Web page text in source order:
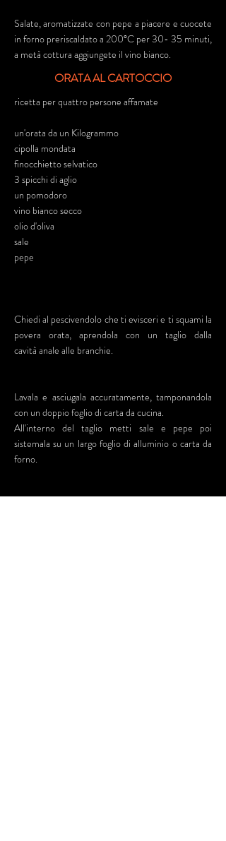
Salate, aromatizzate con pepe a piacere e cuocete
in forno preriscaldato a 200°C per 30- 35 minuti,
a metà cottura aggiungete il vino bianco.
ORATA AL CARTOCCIO
ricetta per quattro persone affamate
un'orata da un Kilogrammo
cipolla mondata
finocchietto selvatico
3 spicchi di aglio
un pomodoro
vino bianco secco
olio d'oliva
sale
pepe
Chiedi al pescivendolo che ti evisceri e ti squami la
povera orata, aprendola con un taglio dalla
cavità anale alle branchie.
Lavala e asciugala accuratamente, tamponandola
con un doppio foglio di carta da cucina.
All'interno del taglio metti sale e pepe poi
sistemala su un largo foglio di alluminio o carta da
forno.